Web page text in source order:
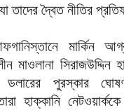
তাদের দ্বৈত নীতির
মার্কিন
মাওলানা সিরাজউদ্দিন
পুরস্কার
হাক্কানি